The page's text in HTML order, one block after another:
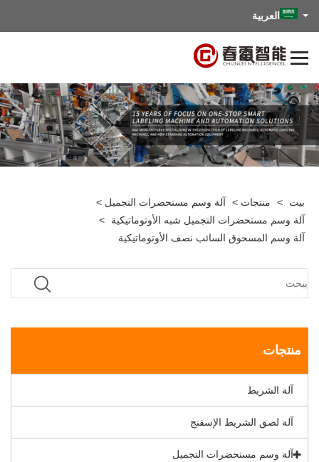
العربية
بيت > منتجات > آلة وسم مستحضرات التجميل >
آلة وسم مستحضرات التجميل شبه الأوتوماتيكية
>
آلة وسم المسحوق السائب نصف الأوتوماتيكية
منتجات
آلة الشريط
آلة لصق الشريط الإسفنج
آلة وسم مستحضرات التجميل